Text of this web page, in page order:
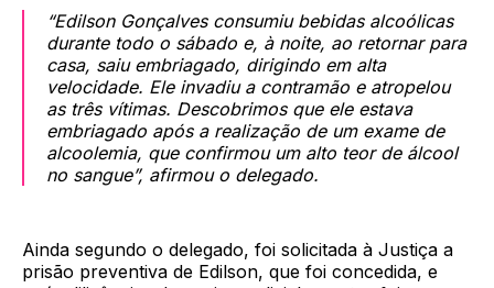
“Edilson Gonçalves consumiu bebidas alcoólicas
durante todo o sábado e, à noite, ao retornar para
casa, saiu embriagado, dirigindo em alta
velocidade. Ele invadiu a contramão e atropelou
as três vítimas. Descobrimos que ele estava
embriagado após a realização de um exame de
alcoolemia, que confirmou um alto teor de álcool
no sangue”, afirmou o delegado.
Ainda segundo o delegado, foi solicitada à Justiça a
prisão preventiva de Edilson, que foi concedida, e